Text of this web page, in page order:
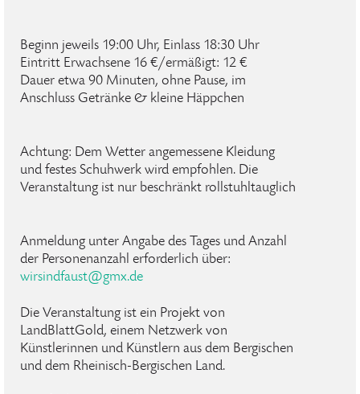
Beginn jeweils 19:00 Uhr, Einlass 18:30 Uhr
Eintritt Erwachsene 16 €/ermäßigt: 12 €
Dauer etwa 90 Minuten, ohne Pause, im
Anschluss Getränke & kleine Häppchen
Achtung: Dem Wetter angemessene Kleidung
und festes Schuhwerk wird empfohlen. Die
Veranstaltung ist nur beschränkt rollstuhltauglich
Anmeldung unter Angabe des Tages und Anzahl
der Personenanzahl erforderlich über:
wirsindfaust@gmx.de
Die Veranstaltung ist ein Projekt von
LandBlattGold, einem Netzwerk von
Künstlerinnen und Künstlern aus dem Bergischen
und dem Rheinisch-Bergischen Land.